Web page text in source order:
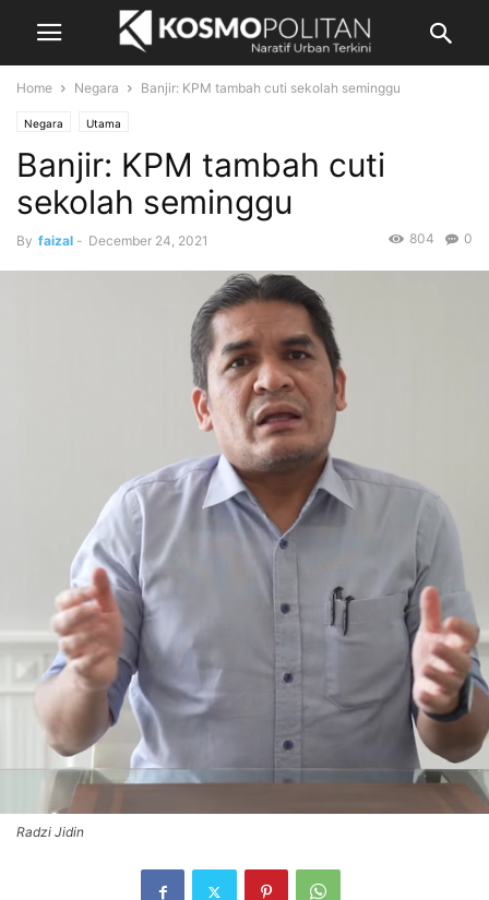
Home Negara Banjir: KPM tambah cuti sekolah seminggu
Negara Utama
Banjir: KPM tambah cuti
sekolah seminggu
By faizal - December 24, 2021 0
804
Radzi Jidin